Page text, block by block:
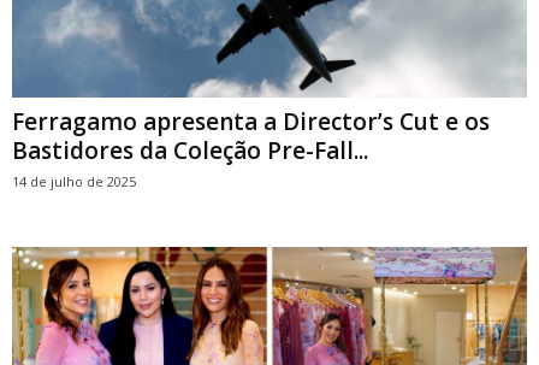
Ferragamo apresenta a Director’s Cut e os
Bastidores da Coleção Pre-Fall...
14 de julho de 2025